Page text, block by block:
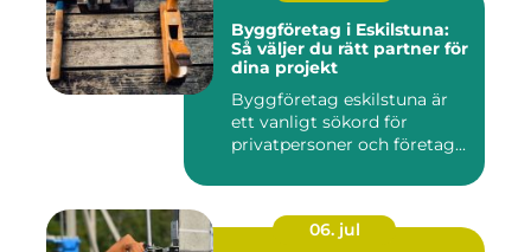
Byggföretag i Eskilstuna:
Så väljer du rätt partner för
dina projekt
Byggföretag eskilstuna är
ett vanligt sökord för
privatpersoner och företag...
06. jul